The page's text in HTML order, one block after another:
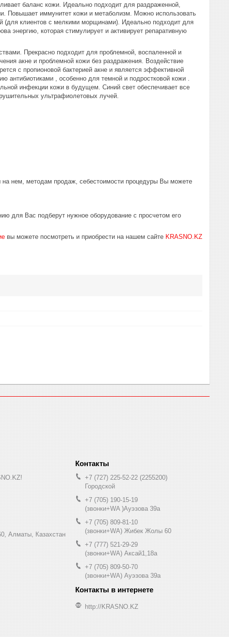
баланс кожи. Идеально подходит для раздраженной,
Повышает иммунитет кожи и метаболизм. Можно использовать
(для клиентов с мелкими морщинами). Идеально подходит для
энергию, которая стимулирует и активирует репаративную
Прекрасно подходит для проблемной, воспаленной и
акне и проблемной кожи без раздражения. Воздействие
с пропионовой бактерией акне и является эффективной
антибиотиками , особенно для темной и подростковой кожи .
инфекции кожи в будущем. Синий свет обеспечивает все
ультрафиолетовых лучей.
на нем, методам продаж, себестоимости процедуры Вы можете
для Вас подберут нужное оборудование с просчетом его
вы можете посмотреть и приобрести на нашем сайте KRASNO.KZ
60, Алматы, Казахстан
+7 (727) 225-52-22 2255200
Городской
+7 (705) 190-15-19
(звонки+WA )Ауэзова 39а
+7 (705) 809-81-10
(звонки+WA) Жибек Жолы 60
+7 (777) 521-29-29
(звонки+WA) Аксай1,18а
+7 (705) 809-50-70
(звонки+WA) Ауэзова 39а
http://KRASNO.KZ